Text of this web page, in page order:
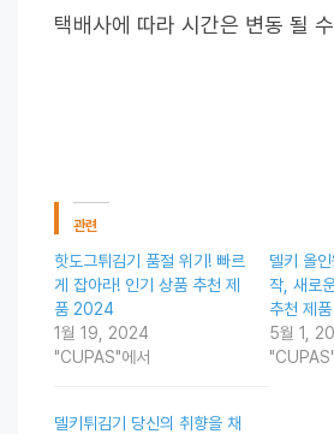
택배사에 따라 시간은 변동 될
관련
핫도그튀김기 품절 위기! 빠르
게 잡아라! 인기 상품 추천 제
품 2024
1월 19, 2024
"CUPAS"에서
델키 올
작, 새로
추천 제
5월 1,
델키튀김기 당신의 취향을 채